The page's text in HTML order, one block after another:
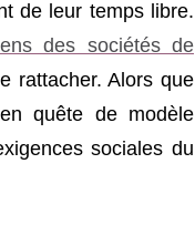
de leur temps libre.
des sociétés de
rattacher. Alors que
quête de modèle
sociales du